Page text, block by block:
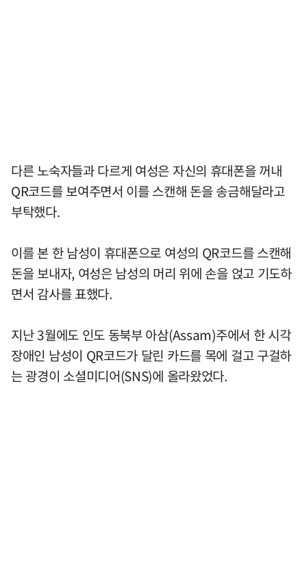
다른 노숙자들과 다르게 여성은 자신의 휴대폰을 꺼내
QR코드를 보여주면서 이를 스캔해 돈을 송금해달라고
부탁했다.
이를 본 한 남성이 휴대폰으로 여성의 QR코드를 스캔해
돈을 보내자, 여성은 남성의 머리 위에 손을 얹고 기도하
면서 감사를 표했다.
지난 3월에도 인도 동북부 아삼(Assam)주에서 한 시각
장애인 남성이 QR코드가 달린 카드를 목에 걸고 구걸하
는 광경이 소셜미디어(SNS)에 올라왔었다.